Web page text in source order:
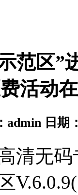
范区
活动
日期
无码